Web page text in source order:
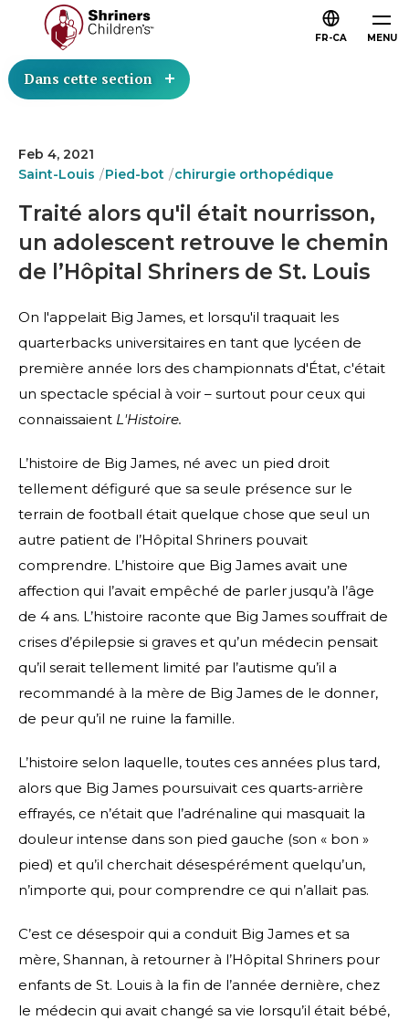
MENU
FR-CA
Dans cette section
Feb 4, 2021
Saint-Louis
Pied-bot chirurgie orthopédique
Traité alors qu'il était nourrisson,
un adolescent retrouve le chemin
de l’Hôpital Shriners de St. Louis
On l'appelait Big James, et lorsqu'il traquait les
quarterbacks universitaires en tant que lycéen de
première année lors des championnats d'État, c'était
un spectacle spécial à voir – surtout pour ceux qui
connaissaient L'Histoire.
L’histoire de Big James, né avec un pied droit
tellement défiguré que sa seule présence sur le
terrain de football était quelque chose que seul un
autre patient de l’Hôpital Shriners pouvait
comprendre. L’histoire que Big James avait une
affection qui l’avait empêché de parler jusqu’à l’âge
de 4 ans. L’histoire raconte que Big James souffrait de
crises d’épilepsie si graves et qu’un médecin pensait
qu’il serait tellement limité par l’autisme qu’il a
recommandé à la mère de Big James de le donner,
de peur qu’il ne ruine la famille.
L’histoire selon laquelle, toutes ces années plus tard,
alors que Big James poursuivait ces quarts-arrière
effrayés, ce n’était que l’adrénaline qui masquait la
douleur intense dans son pied gauche (son « bon »
pied) et qu’il cherchait désespérément quelqu’un,
n’importe qui, pour comprendre ce qui n’allait pas.
C’est ce désespoir qui a conduit Big James et sa
mère, Shannan, à retourner à l’Hôpital Shriners pour
enfants de St. Louis à la fin de l’année dernière, chez
le médecin qui avait changé sa vie lorsqu’il était bébé,